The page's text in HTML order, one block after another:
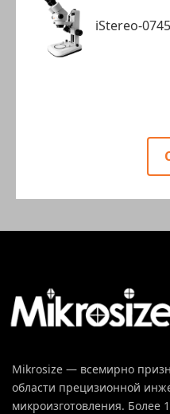
iStereo-
Mikrosize — всемирно
области прецизионной
микроизготовления. Более